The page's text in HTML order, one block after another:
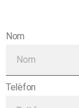
Nom
Telèfon